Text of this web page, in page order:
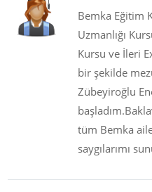
Bemka Eğitim
Uzmanlığı
Kursu ve İleri
bir şekilde
Zübeyiroğlu
tüm Bemka
saygılarımı